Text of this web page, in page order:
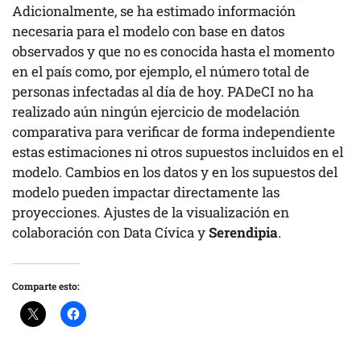
Adicionalmente, se ha estimado información
necesaria para el modelo con base en datos
observados y que no es conocida hasta el momento
en el país como, por ejemplo, el número total de
personas infectadas al día de hoy. PADeCI no ha
realizado aún ningún ejercicio de modelación
comparativa para verificar de forma independiente
estas estimaciones ni otros supuestos incluidos en el
modelo. Cambios en los datos y en los supuestos del
modelo pueden impactar directamente las
proyecciones. Ajustes de la visualización en
colaboración con Data Cívica ySerendipia.
Comparte esto: